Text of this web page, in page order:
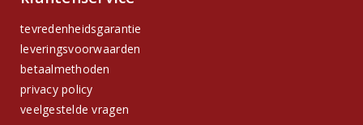
tevredenheidsgarantie
leveringsvoorwaarden
betaalmethoden
privacy policy
veelgestelde vragen